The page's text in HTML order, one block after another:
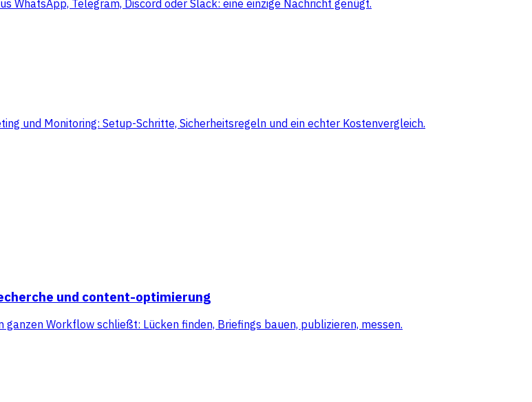
Telegram, Discord oder Slack: eine einzige Nachricht genügt.
und Monitoring: Setup-Schritte, Sicherheitsregeln und ein echter Kostenvergleich.
und content-optimierung
Workflow schließt: Lücken finden, Briefings bauen, publizieren, messen.